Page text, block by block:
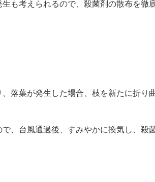
も考えられるので、殺菌剤の散布を徹底
落葉が発生した場合、枝を新たに折り
、台風通過後、すみやかに換気し、殺